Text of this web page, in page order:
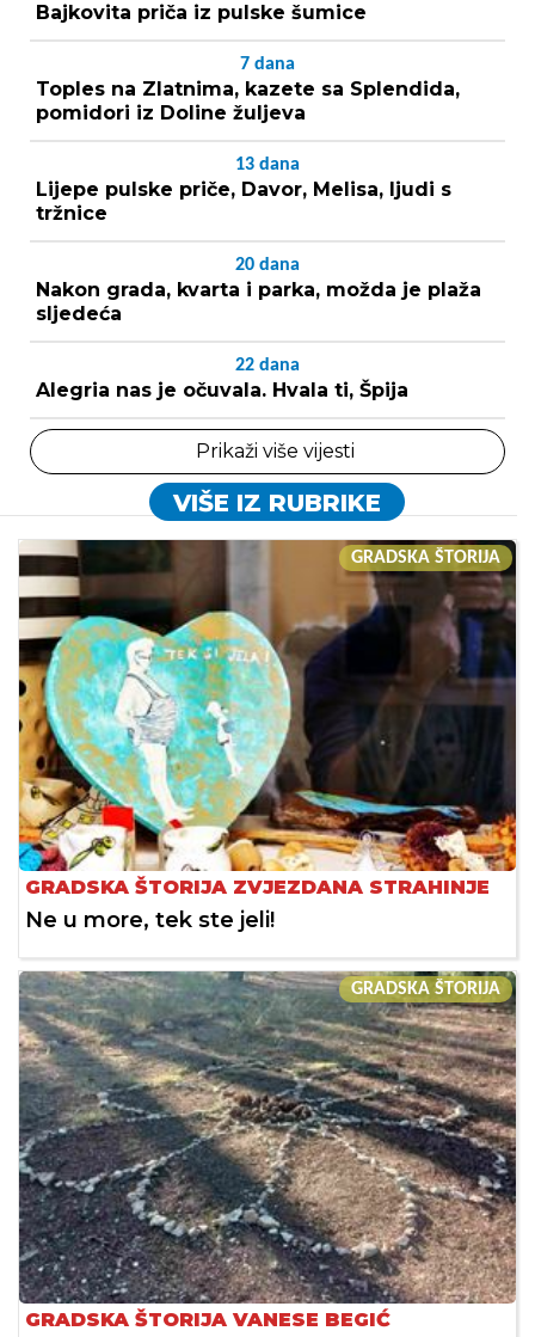
Bajkovita priča iz pulske šumice
7 dana
Toples na Zlatnima, kazete sa Splendida,
pomidori iz Doline žuljeva
13 dana
Lijepe pulske priče, Davor, Melisa, ljudi s
tržnice
20 dana
Nakon grada, kvarta i parka, možda je plaža
sljedeća
22 dana
Alegria nas je očuvala. Hvala ti, Špija
Prikaži više vijesti
VIŠE IZ RUBRIKE
GRADSKA ŠTORIJA
GRADSKA ŠTORIJA ZVJEZDANA STRAHINJE
Ne u more, tek ste jeli!
GRADSKA ŠTORIJA
GRADSKA ŠTORIJA VANESE BEGIĆ